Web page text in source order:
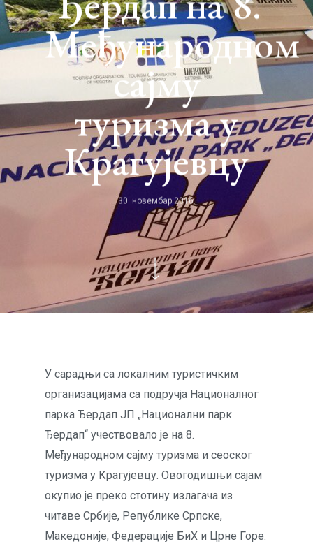
Међународном
сајму
туризма у
Крагујевцу
30. новембар 2016.
У сарадњи са локалним туристичким
организацијама са подручја Националног
парка Ђердап ЈП „Национални парк
Ђердап“ учествовало је на 8.
Међународном сајму туризма и сеоског
туризма у Крагујевцу. Овогодишњи сајам
окупио је преко стотину излагача из
читаве Србије, Републике Српске,
Македоније, Федерације БиХ и Црне Горе.